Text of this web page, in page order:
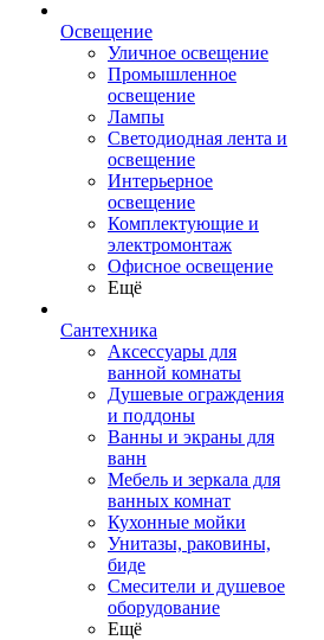
Освещение
Уличное освещение
Промышленное
освещение
Лампы
Светодиодная лента и
освещение
Интерьерное
освещение
Комплектующие и
электромонтаж
Офисное освещение
Ещё
Сантехника
Аксессуары для
ванной комнаты
Душевые ограждения
и поддоны
Ванны и экраны для
ванн
Мебель и зеркала для
ванных комнат
Кухонные мойки
Унитазы, раковины,
биде
Смесители и душевое
оборудование
Ещё